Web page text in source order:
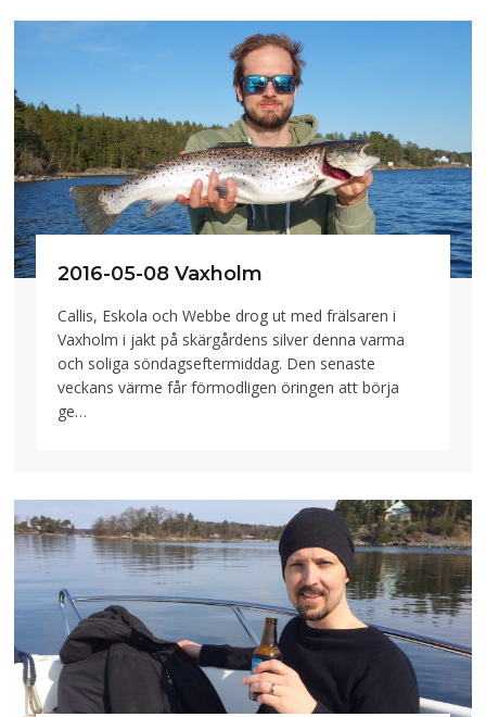
2016-05-08 Vaxholm
Callis, Eskola och Webbe drog ut med frälsaren i
Vaxholm i jakt på skärgårdens silver denna varma
och soliga söndagseftermiddag. Den senaste
veckans värme får förmodligen öringen att börja
ge…